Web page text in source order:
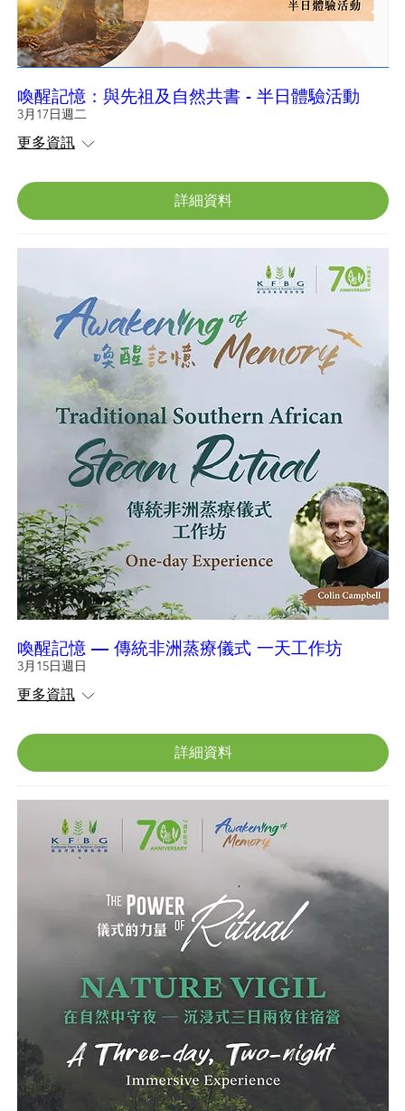
喚醒記憶：與先祖及自然共書 - 半日體驗活動
3月17日週二
更多資訊
詳細資料
喚醒記憶 — 傳統非洲蒸療儀式 一天工作坊
3月15日週日
更多資訊
詳細資料